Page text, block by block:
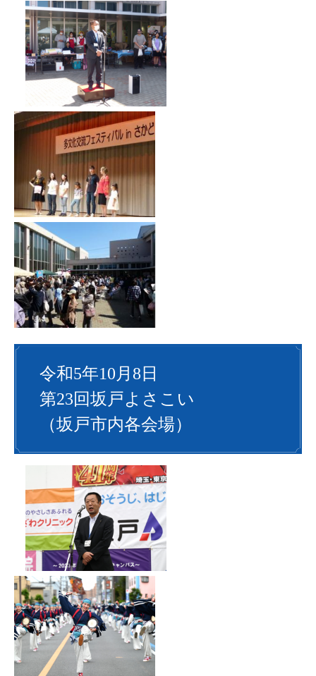
令和5年10月8日
第23回坂戸よさこい
（坂戸市内各会場）